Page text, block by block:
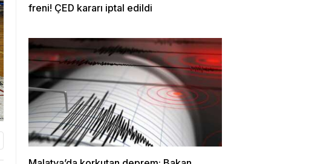
freni! ÇED kararı iptal edildi